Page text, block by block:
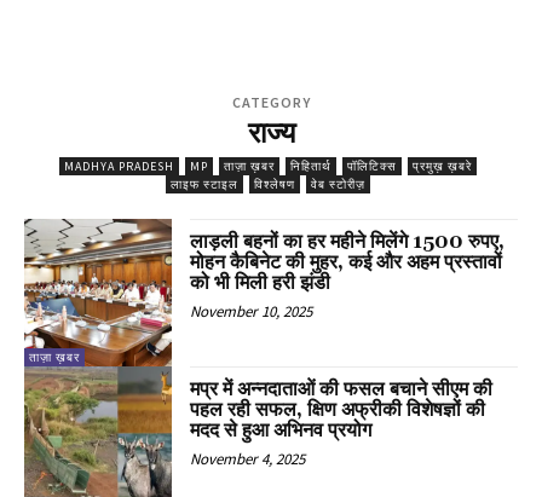
CATEGORY
राज्य
MADHYA PRADESH MP ताज़ा ख़बर निहितार्थ पॉलिटिक्स
प्रमुख़ ख़बरे
लाइफ स्टाइल
विश्लेषण वेब स्टोरीज़
ताज़ा ख़बर
लाड़ली बहनों का हर महीने मिलेंगे 1500 रुपए,
मोहन कैबिनेट की मुहर, कई और अहम प्रस्तावों
को भी मिली हरी झंडी
November 10, 2025
मप्र में अन्नदाताओं की फसल बचाने सीएम की
पहल रही सफल, क्षिण अफ्रीकी विशेषज्ञों की
मदद से हुआ अभिनव प्रयोग
November 4, 2025